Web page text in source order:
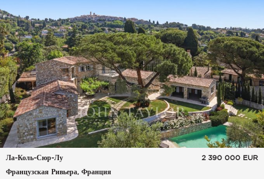
Ла-Коль-Сюр-Лу
Французская Ривьера, Франция
2 390 000 EUR